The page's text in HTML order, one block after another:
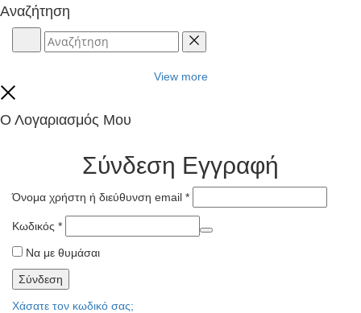
Αναζήτηση
Αναζήτηση
Reset
View more
Ο Λογαριασμός Μου
Σύνδεση Εγγραφή
Όνομα χρήστη ή διεύθυνση email *
Κωδικός *
Να με θυμάσαι
Σύνδεση
Χάσατε τον κωδικό σας;